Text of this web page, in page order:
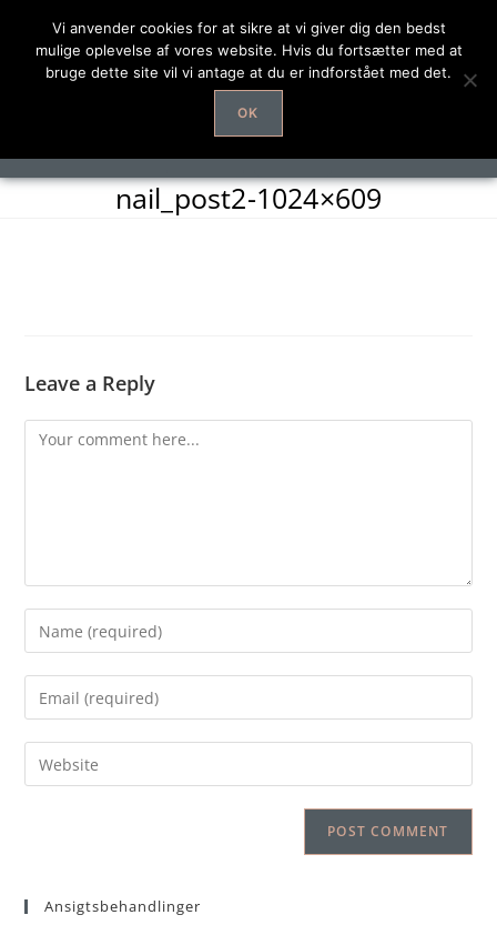
nail_post2-1024×609
Leave a Reply
Ansigtsbehandlinger
Vi anvender cookies for at sikre at vi giver dig den bedst
mulige oplevelse af vores website. Hvis du fortsætter med at
bruge dette site vil vi antage at du er indforstået med det.
OK